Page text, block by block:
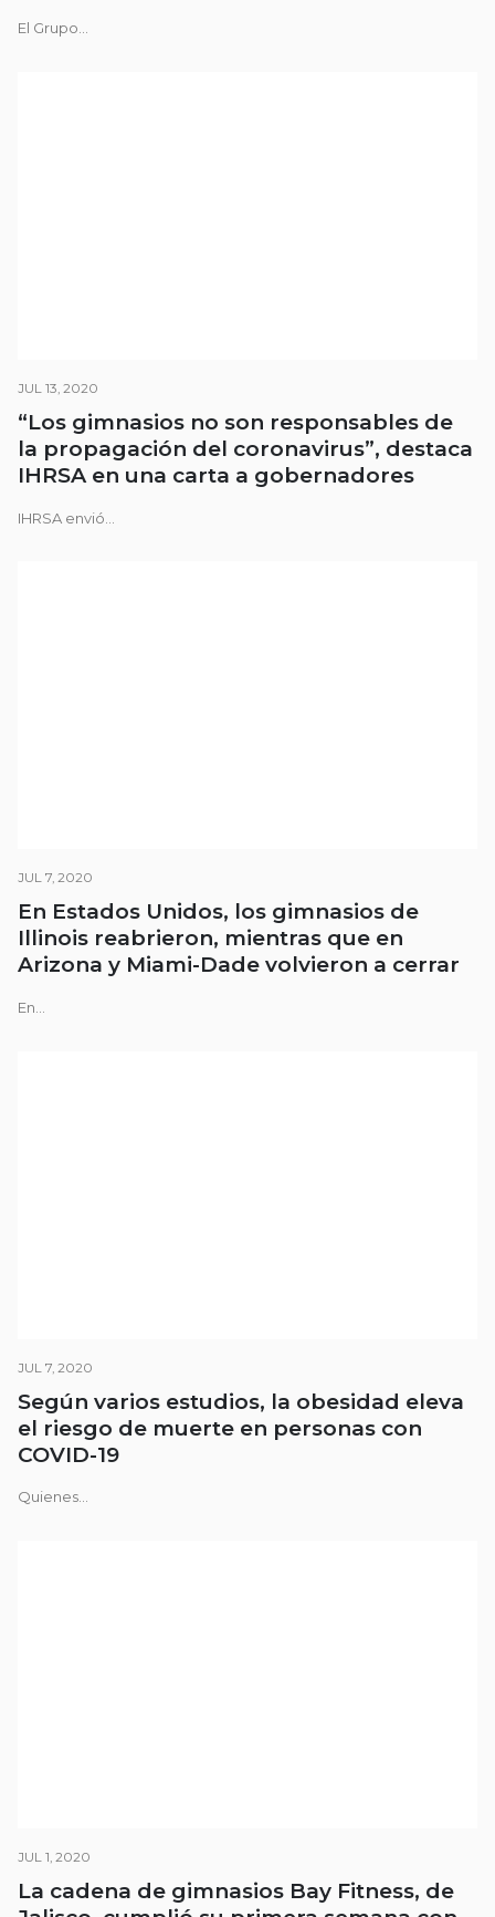
El Grupo...
JUL 13, 2020
“Los gimnasios no son responsables de
la propagación del coronavirus”, destaca
IHRSA en una carta a gobernadores
IHRSA envió...
JUL 7, 2020
En Estados Unidos, los gimnasios de
Illinois reabrieron, mientras que en
Arizona y Miami-Dade volvieron a cerrar
En...
JUL 7, 2020
Según varios estudios, la obesidad eleva
el riesgo de muerte en personas con
COVID-19
Quienes...
JUL 1, 2020
La cadena de gimnasios Bay Fitness, de